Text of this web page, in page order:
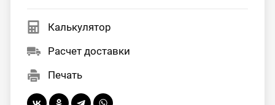
Калькулятор
Расчет доставки
Печать